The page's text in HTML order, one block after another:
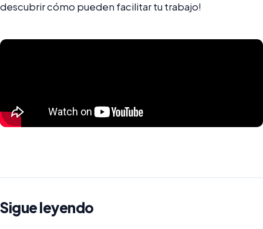
descubrir cómo pueden facilitar tu trabajo!
Sigue leyendo